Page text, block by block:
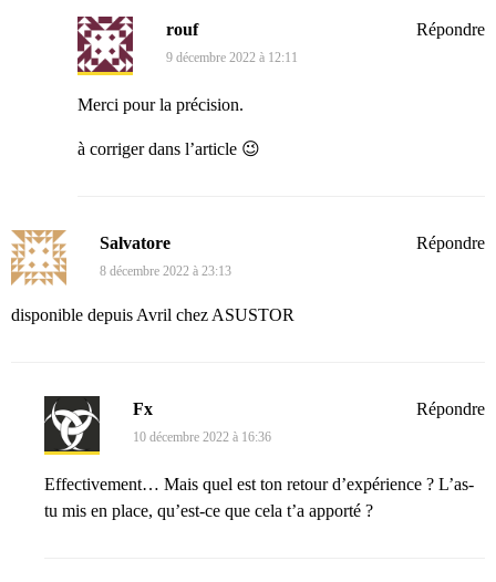
rouf
9 décembre 2022 à 12:11
Merci pour la précision.
à corriger dans l’article 😉
Répondre
Salvatore
8 décembre 2022 à 23:13
disponible depuis Avril chez ASUSTOR
Répondre
Fx
10 décembre 2022 à 16:36
Effectivement… Mais quel est ton retour d’expérience ? L’as-
tu mis en place, qu’est-ce que cela t’a apporté ?
Répondre